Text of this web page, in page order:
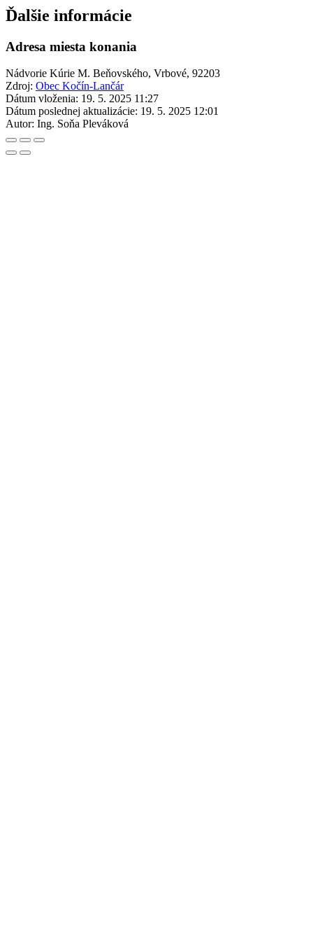
Ďalšie informácie
Adresa miesta konania
Nádvorie Kúrie M. Beňovského, Vrbové, 92203
Zdroj: Obec Kočín-Lančár
Dátum vloženia: 19. 5. 2025 11:27
Dátum poslednej aktualizácie: 19. 5. 2025 12:01
Autor: Ing. Soňa Pleváková